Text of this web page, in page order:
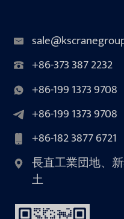
+86-373 387 2232
+86-199 1373 9708
+86-199 1373 9708
+86-182 3877 6721
長直工業団地、
土